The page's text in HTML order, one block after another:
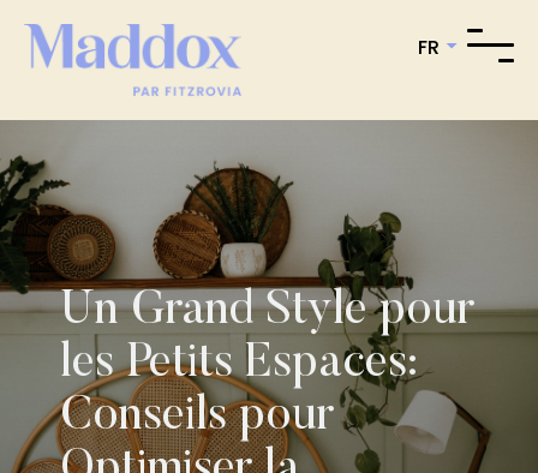
FR
Un Grand Style pour
les Petits Espaces:
Conseils pour